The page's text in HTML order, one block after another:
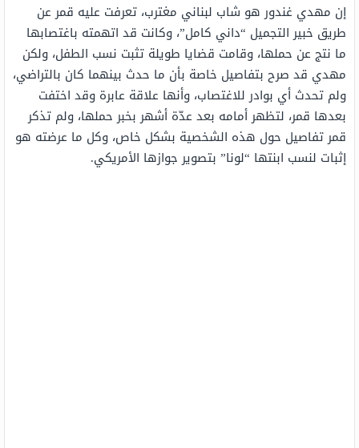
إن مهدي غندور هو شاب لبناني مغترب، تعرفت عليه قمر عن
طريق خبير التجميل “داني كامل”، وكانت قد اتهمته باغتصابها
ما نتج عن حملها، وقامت قضايا طويلة تثبت نسب الطفل، ولكن
مهدي قد صرح بتفاصيل خاصة بأن ما حدث بينهما كان بالتراضي،
ولم تحدث أي بوادر للاغتصاب، وأنها علاقة عابرة وقد اختفت
بعدها قمر، لتظهر أمامه بعد عدّة أشهر بخبر حملها، ولم تذكر
قمر تفاصيل حول هذه الشخصية بشكل خاص، وكل ما عرضته هو
إثبات لنسب ابنتها “لونا” بتصوير جوازها الأمريكي.